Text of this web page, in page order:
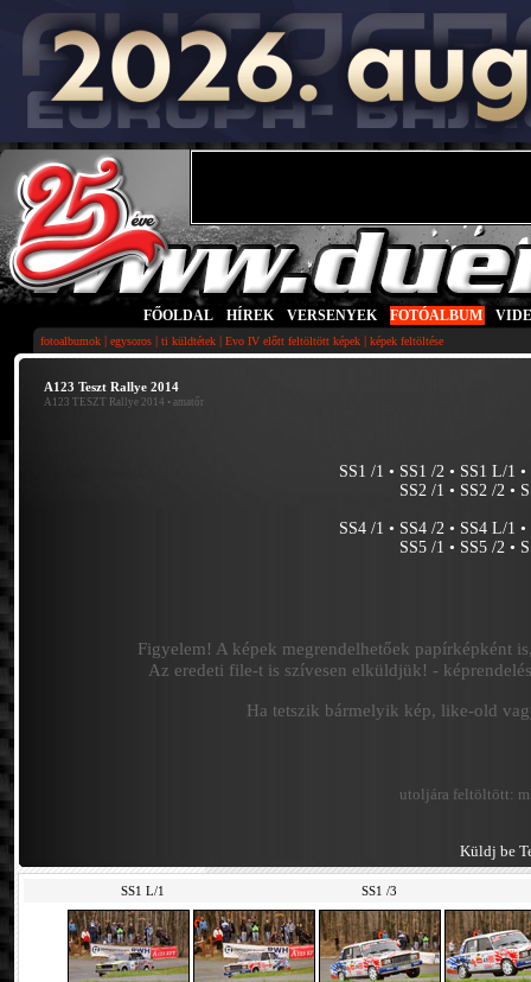
FŐOLDAL HÍREK VERSENYEK FOTÓALBUM
fotoalbumok | egysoros | ti küldtétek | Evo IV előtt feltöltött képek | képek feltöltése
A123 Teszt Rallye 2014
A123 TESZT Rallye 2014 • amatőr
SS1 /1 • SS1 /2 • SS1 L/1 •
SS2 /1 • SS2 /2 •
SS4 /1 • SS4 /2 • SS4 L/1 •
SS5 /1 • SS5 /2 •
Figyelem! A képek megrendelhetőek papírképként
Az eredeti file-t is szívesen elküldjük! -
Ha tetszik bármelyik kép, like-old
utoljára feltöltött:
Küldj be
SS1 L/1 SS1 /3